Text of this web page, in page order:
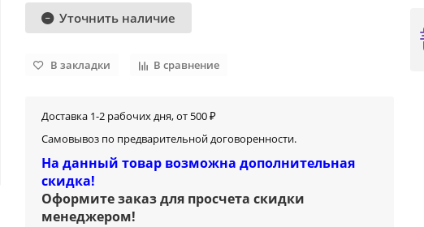
Уточнить наличие
В закладки В сравнение
Доставка 1-2 рабочих дня, от 500 ₽
Самовывоз по предварительной договоренности.
На данный товар возможна дополнительная
скидка!
Оформите заказ для просчета скидки
менеджером!